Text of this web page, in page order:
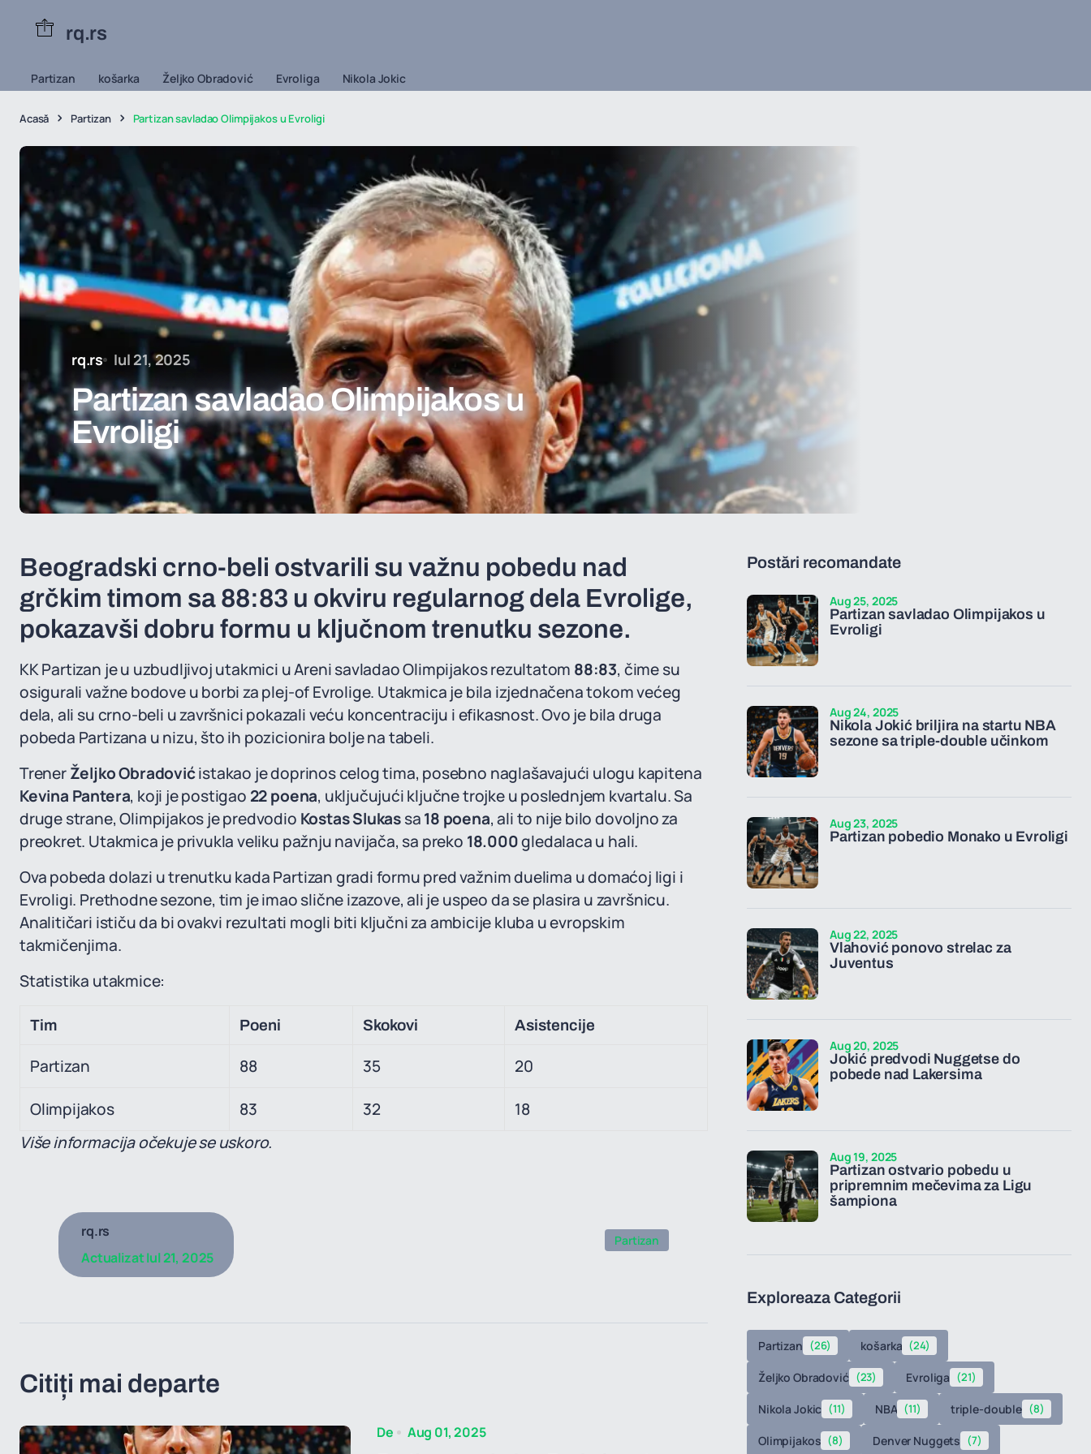
rq.rs
Partizan košarka Željko Obradović Evroliga Nikola Jokic
Acasă Partizan Partizan savladao Olimpijakos u Evroligi
rq.rs Iul 21, 2025
Partizan savladao Olimpijakos u
Evroligi
Beogradski crno-beli ostvarili su važnu pobedu nad
grčkim timom sa 88:83 u okviru regularnog dela Evrolige,
pokazavši dobru formu u ključnom trenutku sezone.
KK Partizan je u uzbudljivoj utakmici u Areni savladao Olimpijakos rezultatom 88:83, čime su
osigurali važne bodove u borbi za plej-of Evrolige. Utakmica je bila izjednačena tokom većeg
dela, ali su crno-beli u završnici pokazali veću koncentraciju i efikasnost. Ovo je bila druga
pobeda Partizana u nizu, što ih pozicionira bolje na tabeli.
TrenerŽeljko Obradovićistakao je doprinos celog tima, posebno naglašavajući ulogu kapitena
Kevina Pantera, koji je postigao 22 poena, uključujući ključne trojke u poslednjem kvartalu. Sa
druge strane, Olimpijakos je predvodio Kostas Slukassa18 poena, ali to nije bilo dovoljno za
preokret. Utakmica je privukla veliku pažnju navijača, sa preko 18.000gledalaca u hali.
Ova pobeda dolazi u trenutku kada Partizan gradi formu pred važnim duelima u domaćoj ligi i
Evroligi. Prethodne sezone, tim je imao slične izazove, ali je uspeo da se plasira u završnicu.
Analitičari ističu da bi ovakvi rezultati mogli biti ključni za ambicije kluba u evropskim
takmičenjima.
Statistika utakmice:
Tim Poeni Skokovi Asistencije
Partizan 88 35 20
Olimpijakos 83 32
18
Više informacija očekuje se uskoro.
rq.rs
ActualizatIul 21, 2025
Partizan
Citiți mai departe
De Aug 01, 2025
Postări recomandate
Partizan savladao Olimpijakos u
Evroligi
Aug 25, 2025
Nikola Jokić briljira na startu NBA
sezone sa triple-double učinkom
Aug 24, 2025
Partizan pobedio Monako u Evroligi
Aug 23, 2025
Vlahović ponovo strelac za
Juventus
Aug 22, 2025
Jokić predvodi Nuggetse do
pobede nad Lakersima
Aug 20, 2025
Partizan ostvario pobedu u
pripremnim mečevima za Ligu
šampiona
Aug 19, 2025
Exploreaza Categorii
Partizan (26) košarka (24)
Željko Obradović (23) Evroliga (21)
Nikola Jokic (11) NBA (11) triple-double (8)
Olimpijakos (8) Denver Nuggets (7)